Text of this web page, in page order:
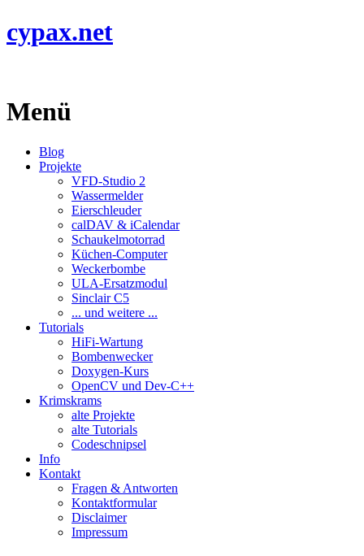
cypax.net
Menü
Blog
Projekte
VFD-Studio 2
Wassermelder
Eierschleuder
calDAV & iCalendar
Schaukelmotorrad
Küchen-Computer
Weckerbombe
ULA-Ersatzmodul
Sinclair C5
... und weitere ...
Tutorials
HiFi-Wartung
Bombenwecker
Doxygen-Kurs
OpenCV und Dev-C++
Krimskrams
alte Projekte
alte Tutorials
Codeschnipsel
Info
Kontakt
Fragen & Antworten
Kontaktformular
Disclaimer
Impressum